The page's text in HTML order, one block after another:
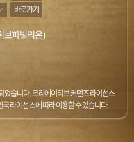
바로가기
브파빌리온)
었습니다. 크리에이티브 커먼즈 라이선스
라이선스에 따라 이용할 수 있습니다.